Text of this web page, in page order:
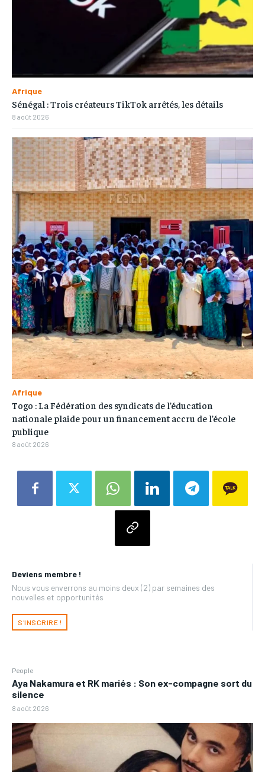
Deviens membre !
Nous vous enverrons au moins deux (2) par semaines des
nouvelles et opportunités
S'INSCRIRE !
People
Aya Nakamura et RK mariés : Son ex-compagne sort du
silence
8 août 2026
Afrique
Sénégal : Trois créateurs TikTok arrêtés, les détails
8 août 2026
Afrique
Togo : La Fédération des syndicats de l’éducation
nationale plaide pour un financement accru de l’école
publique
8 août 2026